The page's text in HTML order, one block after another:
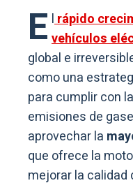
E lrápido
vehículos
global e
como una
para cumplir con
emisiones de
aprovechar la
que ofrece la
mejorar la calidad